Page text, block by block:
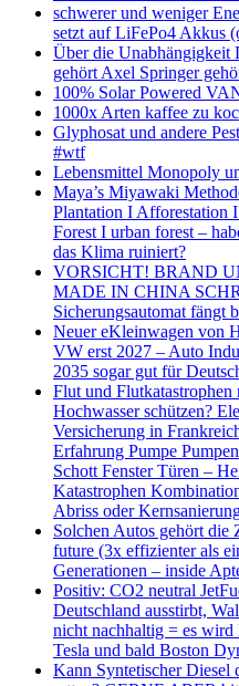
schwerer und weniger
setzt auf LiFePo4 Akkus
Über die Unabhängigkeit
gehört Axel Springer
100% Solar Powered
1000x Arten kaffee zu
Glyphosat und andere
#wtf
Lebensmittel Monopoly
Maya’s Miyawaki
Plantation I
Forest I urban forest –
das Klima ruiniert?
VORSICHT! BRAND
MADE IN CHINA
Sicherungsautomat
Neuer eKleinwagen von
VW erst 2027 – Auto
2035 sogar gut für
Flut und
Hochwasser schützen?
Versicherung in
Erfahrung Pumpe
Schott Fenster Türen –
Katastrophen
Abriss oder
Solchen Autos gehört die
future (3x effizienter als
Generationen – inside
Positiv: CO2 neutral
Deutschland ausstirbt,
nicht nachhaltig = es
Tesla und bald Boston
Kann Syntetischer